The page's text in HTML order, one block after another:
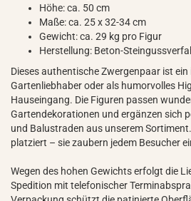
Höhe: ca. 50 cm
Maße: ca. 25 x 32-34 cm
Gewicht: ca. 29 kg pro Figur
Herstellung: Beton-
Dieses authentische Zwergenpaar ist
Gartenliebhaber oder als humorvolles
Hauseingang. Die Figuren passen
Gartendekorationen und ergänzen sich
und Balustraden aus unserem
platziert – sie zaubern jedem Besucher
Wegen des hohen Gewichts erfolgt die
Spedition mit telefonischer